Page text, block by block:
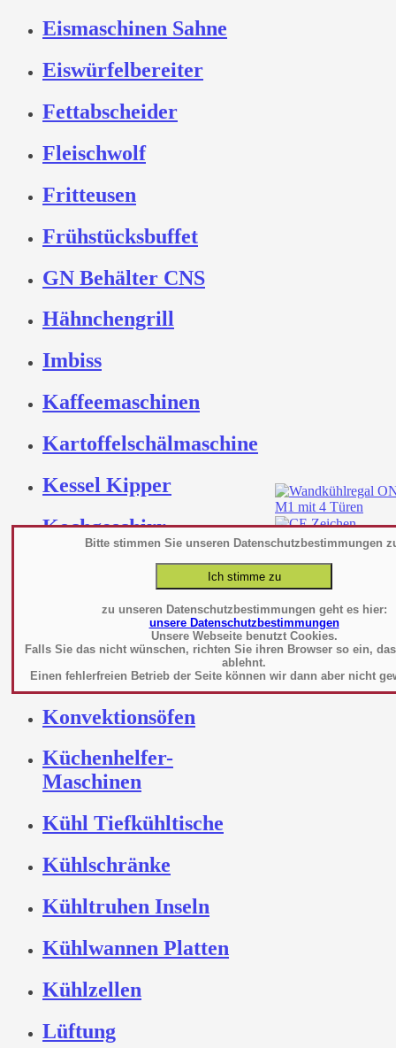
Bitte stimmen Sie unseren Datenschutzbestimmungen
zu unseren Datenschutzbestimmungen geht es hier:
unsere Datenschutzbestimmungen
Unsere Webseite benutzt Cookies.
Falls Sie das nicht wünschen, richten Sie ihren Browser so ein,
ablehnt.
Einen fehlerfreien Betrieb der Seite können wir dann aber nicht
Eismaschinen Sahne
Eiswürfelbereiter
Fettabscheider
Fleischwolf
Fritteusen
Frühstücksbuffet
GN Behälter CNS
Hähnchengrill
Imbiss
Kaffeemaschinen
Kartoffelschälmaschine
Kessel Kipper
Kochgeschirr
Kochtechnik
Kochutensilien -
Kombidämpfer
Konvektionsöfen
Küchenhelfer-
Maschinen
Kühl Tiefkühltische
Kühlschränke
Kühltruhen Inseln
Kühlwannen Platten
Kühlzellen
Lüftung
file_35870.pdf